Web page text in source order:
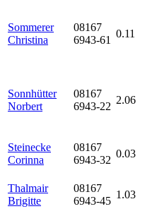
Sommerer
Christina
08167
6943-61
0.11
Sonnhütter
Norbert
08167
6943-22
2.06
Steinecke
Corinna
08167
6943-32
0.03
Thalmair
Brigitte
08167
6943-45
1.03